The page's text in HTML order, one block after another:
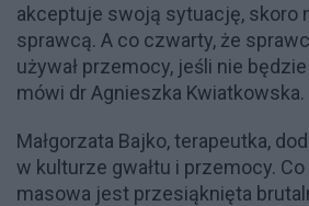
akceptuje swoją sytuację, skoro
sprawcą. A co czwarty, że
używał przemocy, jeśli nie
mówi dr Agnieszka Kwiatkowska.
Małgorzata Bajko, terapeutka,
w kulturze gwałtu i przemocy.
masowa jest przesiąknięta